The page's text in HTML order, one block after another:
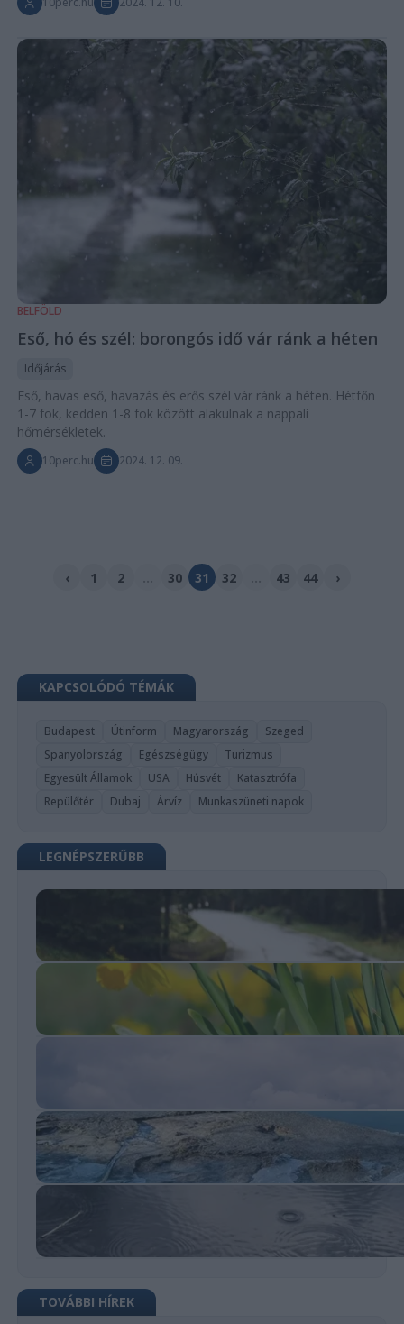
BELFÖLD
Eső, hó és szél: borongós idő vár ránk a héten
Időjárás
Eső, havas eső, havazás és erős szél vár ránk a héten. Hétfőn
1-7 fok, kedden 1-8 fok között alakulnak a nappali
hőmérsékletek.
10perc.hu 2024. 12. 09.
‹ 1 2 30 31 32 43 44 ›
KAPCSOLÓDÓ TÉMÁK
Budapest Útinform Magyarország
Szeged
Spanyolország
Egészségügy
Turizmus
Egyesült Államok
USA Húsvét
Katasztrófa
Repülőtér
Dubaj Árvíz Munkaszüneti napok
LEGNÉPSZERŰBB
TOVÁBBI HÍREK